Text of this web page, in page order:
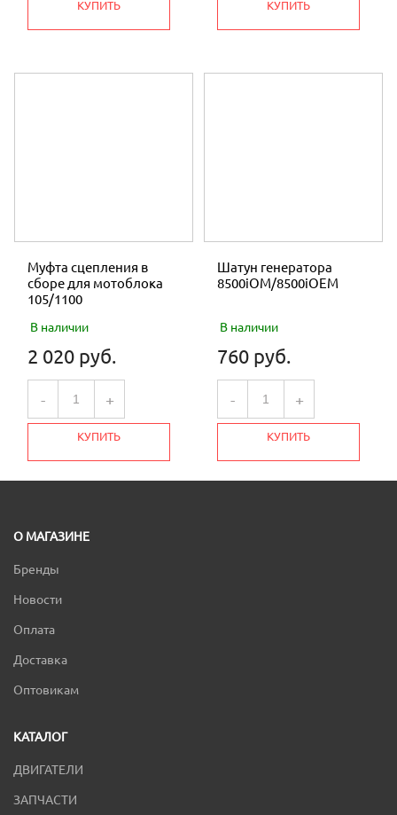
КУПИТЬ КУПИТЬ
Муфта сцепления в
сборе для мотоблока
105/1100
В наличии
2 020 руб.
- +
КУПИТЬ
Шатун генератора
8500iOM/8500iOEM
В наличии
760 руб.
- +
КУПИТЬ
О МАГАЗИНЕ
Бренды
Новости
Оплата
Доставка
Оптовикам
КАТАЛОГ
ДВИГАТЕЛИ
ЗАПЧАСТИ